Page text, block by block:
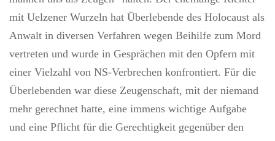
mit Uelzener Wurzeln hat Überlebende des Holocaust als
Anwalt in diversen Verfahren wegen Beihilfe zum Mord
vertreten und wurde in Gesprächen mit den Opfern mit
einer Vielzahl von NS-Verbrechen konfrontiert. Für die
Überlebenden war diese Zeugenschaft, mit der niemand
mehr gerechnet hatte, eine immens wichtige Aufgabe
und eine Pflicht für die Gerechtigkeit gegenüber den